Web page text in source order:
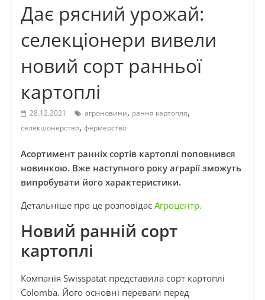
Дає рясний урожай:
селекціонери вивели
новий сорт ранньої
картоплі
28.12.2021 агроновини, рання картопля,
селекціонерство, фермерство
Асортимент ранніх сортів картоплі поповнився
новинкою. Вже наступного року аграрії зможуть
випробувати його характеристики.
Детальніше про це розповідає Агроцентр.
Новий ранній сорт
картоплі
Компанія Swisspatat представила сорт картоплі
Colomba. Його основні переваги перед